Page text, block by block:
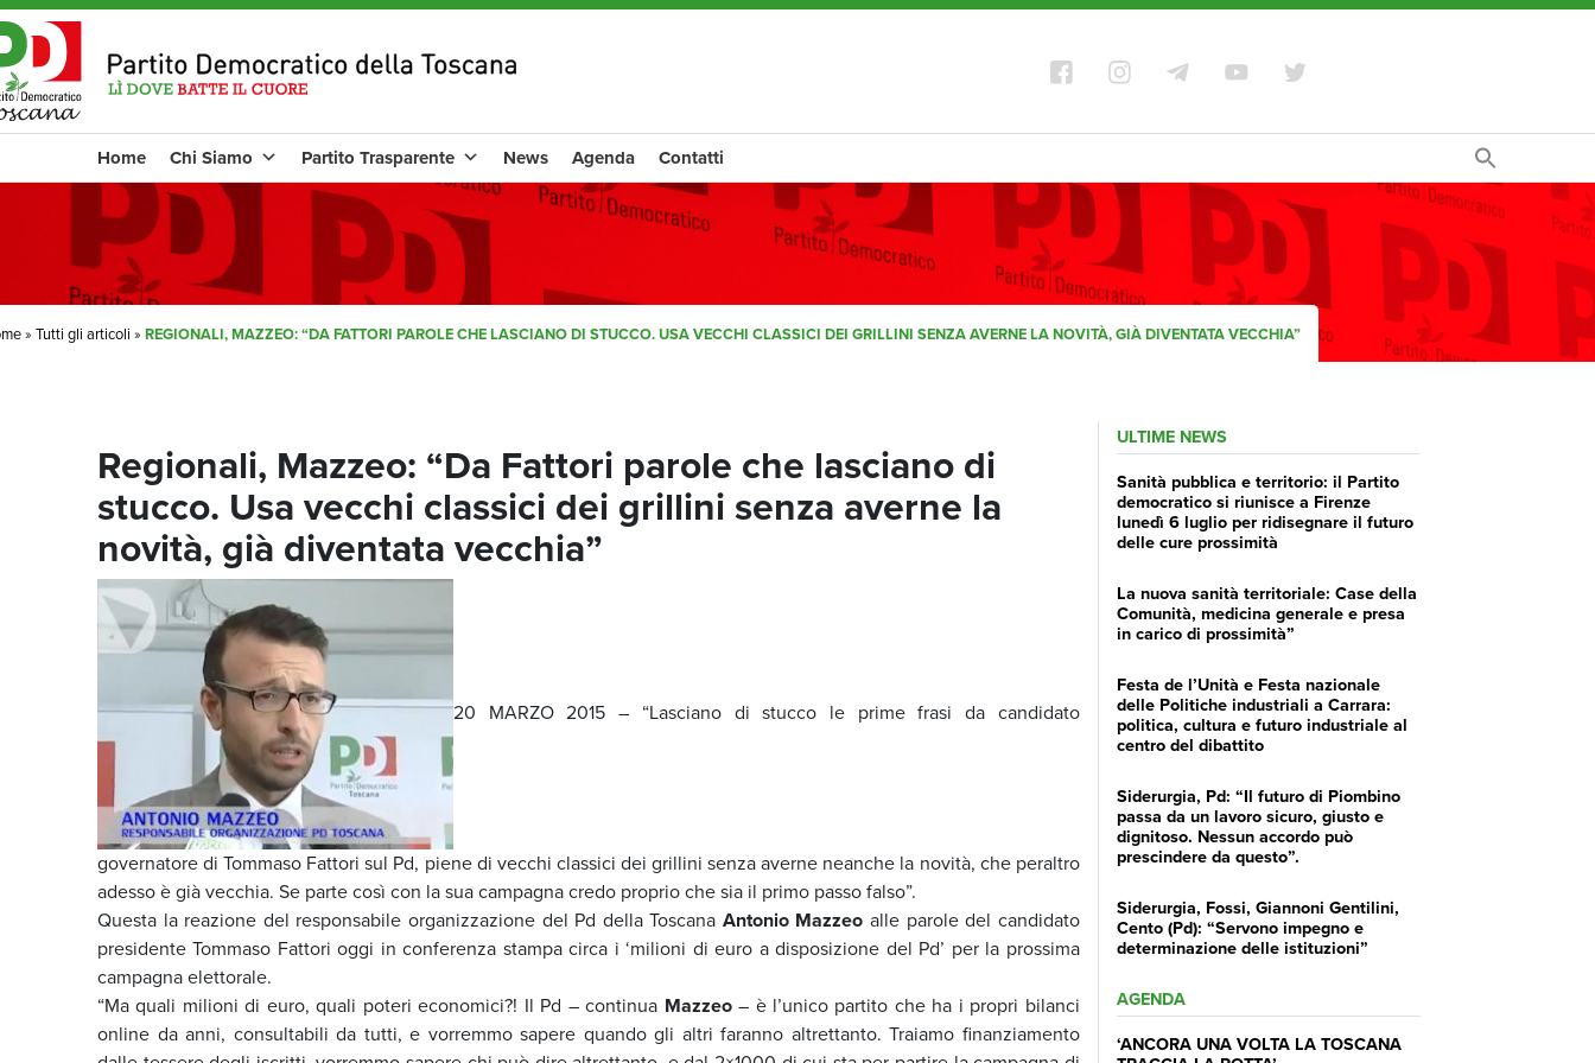
Home Chi Siamo Partito Trasparente News Agenda Contatti
» Tutti gli articoli » REGIONALI, MAZZEO: “DA FATTORI PAROLE CHE LASCIANO DI STUCCO. USA VECCHI CLASSICI DEI GRILLINI SENZA AVERNE LA NOVITÀ, GIÀ DIVENTATA VECCHIA”
Regionali, Mazzeo: “Da Fattori parole che lasciano di
stucco. Usa vecchi classici dei grillini senza averne la
novità, già diventata vecchia”
20 MARZO 2015 – “Lasciano di stucco le prime frasi da candidato
governatore di Tommaso Fattori sul Pd, piene di vecchi classici dei grillini senza averne neanche la novità, che peraltro
adesso è già vecchia. Se parte così con la sua campagna credo proprio che sia il primo passo falso”.
Questa la reazione del responsabile organizzazione del Pd della Toscana Antonio Mazzeo alle parole del candidato
presidente Tommaso Fattori oggi in conferenza stampa circa i ‘milioni di euro a disposizione del Pd’ per la prossima
campagna elettorale.
“Ma quali milioni di euro, quali poteri economici?! Il Pd – continua Mazzeo– è l’unico partito che ha i propri bilanci
online da anni, consultabili da tutti, e vorremmo sapere quando gli altri faranno altrettanto. Traiamo finanziamento
ULTIME NEWS
Sanità pubblica e territorio: il Partito
democratico si riunisce a Firenze
lunedì 6 luglio per ridisegnare il futuro
delle cure prossimità
La nuova sanità territoriale: Case della
Comunità, medicina generale e presa
in carico di prossimità”
Festa de l’Unità e Festa nazionale
delle Politiche industriali a Carrara:
politica, cultura e futuro industriale al
centro del dibattito
Siderurgia, Pd: “Il futuro di Piombino
passa da un lavoro sicuro, giusto e
dignitoso. Nessun accordo può
prescindere da questo”.
Siderurgia, Fossi, Giannoni Gentilini,
Cento (Pd): “Servono impegno e
determinazione delle istituzioni”
AGENDA
‘ANCORA UNA VOLTA LA TOSCANA